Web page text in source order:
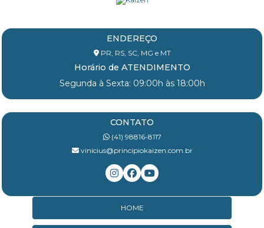
ENDEREÇO
PR, RS, SC, MG e MT
Horário de ATENDIMENTO
Segunda à Sexta: 09:00h às 18:00h
CONTATO
(41) 98816-8117
vinicius@principiokaizen.com.br
HOME